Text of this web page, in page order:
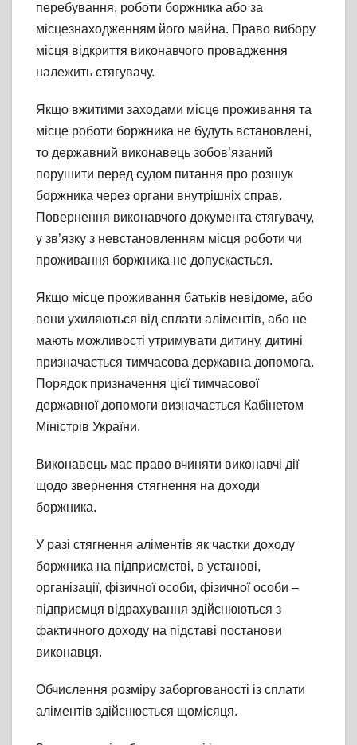
перебування, роботи боржника або за
місцезнаходженням його майна. Право вибору
місця відкриття виконавчого провадження
належить стягувачу.
Якщо вжитими заходами місце проживання та
місце роботи боржника не будуть встановлені,
то державний виконавець зобов’язаний
порушити перед судом питання про розшук
боржника через органи внутрішніх справ.
Повернення виконавчого документа стягувачу,
у зв’язку з невстановленням місця роботи чи
проживання боржника не допускається.
Якщо місце проживання батьків невідоме, або
вони ухиляються від сплати аліментів, або не
мають можливості утримувати дитину, дитині
призначається тимчасова державна допомога.
Порядок призначення цієї тимчасової
державної допомоги визначається Кабінетом
Міністрів України.
Виконавець має право вчиняти виконавчі дії
щодо звернення стягнення на доходи
боржника.
У разі стягнення аліментів як частки доходу
боржника на підприємстві, в установі,
організації, фізичної особи, фізичної особи –
підприємця відрахування здійснюються з
фактичного доходу на підставі постанови
виконавця.
Обчислення розміру заборгованості із сплати
аліментів здійснюється щомісяця.